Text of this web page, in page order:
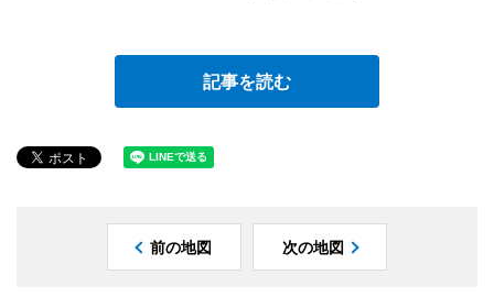
記事を読む
前の地図 次の地図